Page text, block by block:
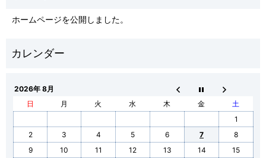
ホームページを公開しました。
2026年 8月
日
月 火 水 木 金
土
1
2
3 4 5 6 7
8
9
10 11 12 13 14 15